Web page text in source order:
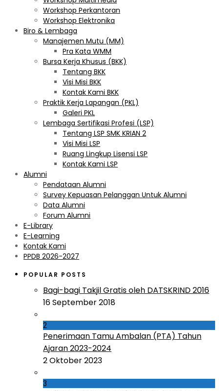
Workshop Perkantoran
Workshop Elektronika
Biro & Lembaga
Manajemen Mutu (MM)
Pra Kata WMM
Bursa Kerja Khusus (BKK)
Tentang BKK
Visi Misi BKK
Kontak Kami BKK
Praktik Kerja Lapangan (PKL)
Galeri PKL
Lembaga Sertifikasi Profesi (LSP)
Tentang LSP SMK KRIAN 2
Visi Misi LSP
Ruang Lingkup Lisensi LSP
Kontak Kami LSP
Alumni
Pendataan Alumni
Survey Kepuasan Pelanggan Untuk Alumni
Data Alumni
Forum Alumni
E-Library
E-Learning
Kontak Kami
PPDB 2026-2027
POPULAR POSTS
Bagi-bagi Takjil Gratis oleh DATSKRIND 2016
16 September 2018
2
Penerimaan Tamu Ambalan (PTA) Tahun
Ajaran 2023-2024
2 Oktober 2023
3